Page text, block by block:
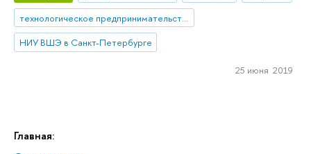
Главная:
технологическое предпринимательство
НИУ ВШЭ в Санкт-Петербурге
25 июня 2019